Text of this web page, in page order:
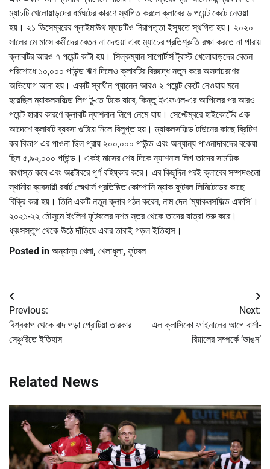
ম্যাচটি খেলোয়াড়দের ধর্মঘটের কারণে স্থগিত করলে ক্লাবের ৬ পয়েন্ট কেটে নেওয়া
হয়। ২১ ডিসেম্বরের প্লাইমাউথ ম্যাচটিও নিরাপত্তা ইস্যুতে স্থগিত হয়। ২০২০
সালের মে মাসে কর্মীদের বেতন না দেওয়া এবং ম্যাচের প্রতিশ্রুতি রক্ষা করতে না পারায়
ক্লাবটির আরও ৭ পয়েন্ট কাটা হয়। সিল্কম্যান সাপোর্টার্স ট্রাস্ট খেলোয়াড়দের বেতন
পরিশোধে ১০,০০০ পাউন্ড ঋণ দিলেও ক্লাবটির বিরুদ্ধে নতুন করে অসদাচরণের
অভিযোগ আনা হয়। একটি স্বাধীন প্যানেল আরও ২ পয়েন্ট কেটে নেওয়ায় মনে
হয়েছিল ম্যাকলসফিল্ড লিগ টু-তে টিকে যাবে, কিন্তু ইএফএল-এর আপিলের পর আরও
পয়েন্ট হারার কারণে ক্লাবটি ন্যাশনাল লিগে নেমে যায়। সেপ্টেম্বরে হাইকোর্টের এক
আদেশে ক্লাবটি ব্যবসা গুটিয়ে নিলে বিলুপ্ত হয়। ম্যাকলসফিল্ড টাউনের কাছে ব্রিটিশ
কর বিভাগ এর পাওনা ছিল প্রায় ২০০,০০০ পাউন্ড এবং অন্যান্য পাওনাদারদের বকেয়া
ছিল ৫,৯২,০০০ পাউন্ড। একই মাসের শেষ দিকে ন্যাশনাল লিগ তাদের সাময়িক
বরখাস্ত করে এবং অক্টোবরে পূর্ণ বহিষ্কার করে। এর কিছুদিন পরই ক্লাবের সম্পদগুলো
স্থানীয় ব্যবসায়ী রবার্ট স্মেথার্স প্রতিষ্ঠিত কোম্পানি ম্যাক ফুটবল লিমিটেডের কাছে
বিক্রি করা হয়। তিনি একটি নতুন ক্লাব গঠন করেন, নাম দেন ‘ম্যাকলসফিল্ড এফসি’।
২০২১-২২ মৌসুমে ইংলিশ ফুটবলের দশম স্তর থেকে তাদের যাত্রা শুরু করে।
ধ্বংসস্তুপ থেকে উঠে দাঁড়িয়ে এবার তারাই গড়ল ইতিহাস।
Posted in অন্যান্য খেলা, খেলাধুলা, ফুটবল
Post
navigation
Previous:
বিশ্বকাপ থেকে বাদ পড়া প্রোটিয়া তারকার
সেঞ্চুরিতে ইতিহাস
Next:
এল ক্লাসিকো ফাইনালের আগে বার্সা-
রিয়ালের সম্পর্কে ‘ভাঙন’
Related News